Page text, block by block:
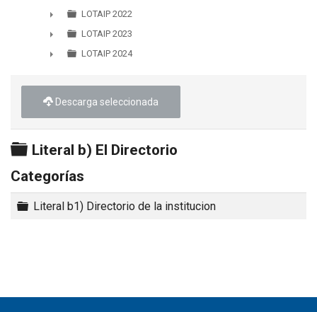
►
►
LOTAIP 2022
►
LOTAIP 2023
LOTAIP 2024
Descarga seleccionada
Carpeta
Literal b) El Directorio
Categorías
Carpeta
Literal b1) Directorio de la institucion